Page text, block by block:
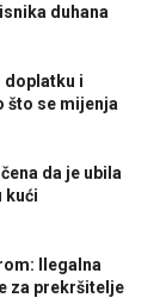
duhana
doplatku i
što se mijenja
da je ubila
kući
Ilegalna
za prekršitelje